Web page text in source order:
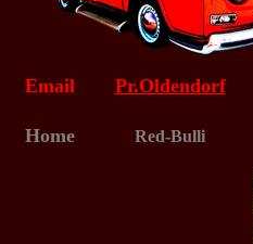
Email Pr.Oldendorf
Home Red-Bulli